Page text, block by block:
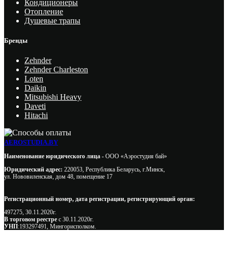
Кондиционеры
Отопление
Душевые трапы
Бренды
Zehnder
Zehnder Charleston
Loten
Daikin
Mitsubishi Heavy
Daveti
Hitachi
AEROSTUDIA.BY
Наименование юридического лица - ООО «Аэростудия бай»
Юридический адрес: 220053, Республика Беларусь, г.Минск,
ул. Нововиленская, дом 48, помещение 17
Регистрационный номер, дата регистрации, регистрирующий орган:
497275, 30.11.2020г.
В торговом реестре с 30.11.2020г.
УНП:193297491, Мингорисполком.